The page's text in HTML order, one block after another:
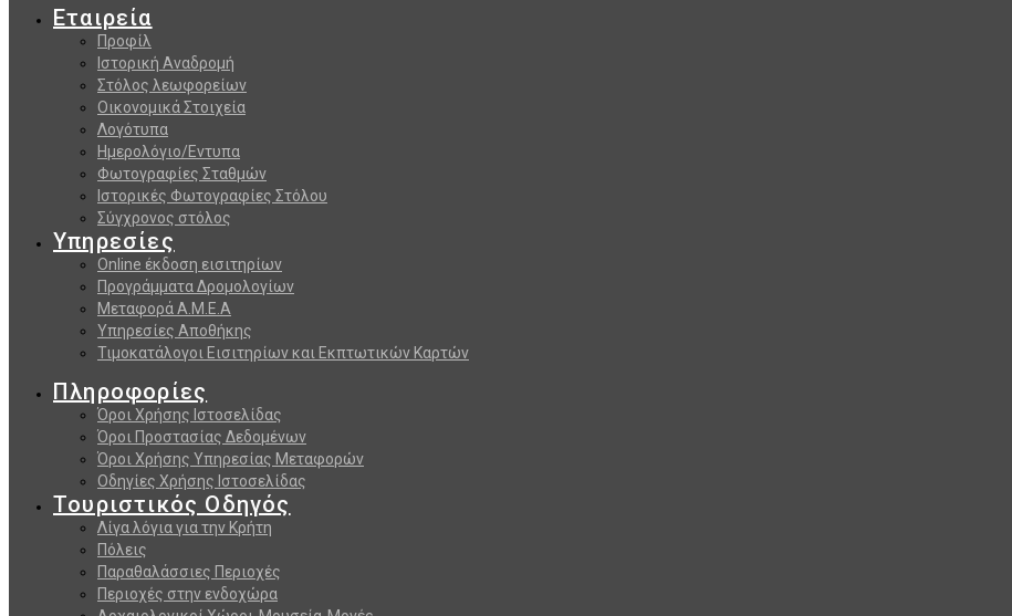
Εταιρεία
Προφίλ
Ιστορική Αναδρομή
Στόλος λεωφορείων
Οικονομικά Στοιχεία
Λογότυπα
Ημερολόγιο/Εντυπα
Φωτογραφίες Σταθμών
Ιστορικές Φωτογραφίες Στόλου
Σύγχρονος στόλος
Υπηρεσίες
Online έκδοση εισιτηρίων
Προγράμματα Δρομολογίων
Μεταφορά Α.Μ.Ε.Α
Υπηρεσίες Αποθήκης
Τιμοκατάλογοι Εισιτηρίων και Εκπτωτικών Καρτών
Πληροφορίες
Όροι Χρήσης Ιστοσελίδας
Όροι Προστασίας Δεδομένων
Όροι Χρήσης Υπηρεσίας Μεταφορών
Οδηγίες Χρήσης Ιστοσελίδας
Τουριστικός Οδηγός
Λίγα λόγια για την Κρήτη
Πόλεις
Παραθαλάσσιες Περιοχές
Περιοχές στην ενδοχώρα